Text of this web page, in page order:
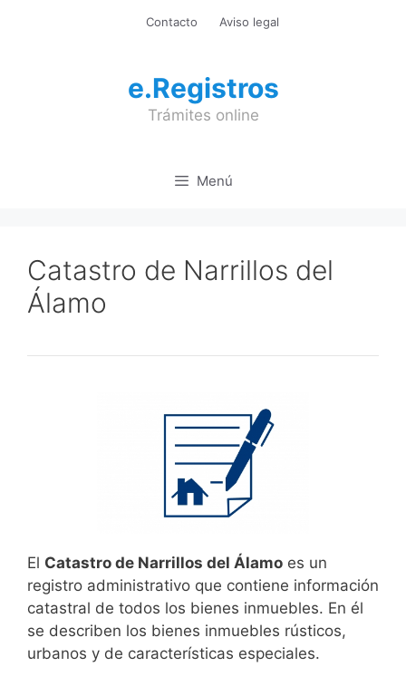
Contacto Aviso legal
e.Registros
Trámites online
Menú
Catastro de Narrillos del
Álamo
El Catastro de Narrillos del Álamo es un
registro administrativo que contiene información
catastral de todos los bienes inmuebles. En él
se describen los bienes inmuebles rústicos,
urbanos y de características especiales.